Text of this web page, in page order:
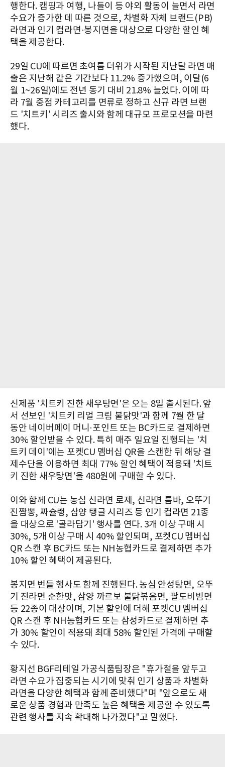
행한다. 캠핑과 여행, 나들이 등 야외 활동이 늘면서 라면
수요가 증가한 데 따른 것으로, 차별화 자체 브랜드(PB)
라면과 인기 컵라면·봉지면을 대상으로 다양한 할인 혜
택을 제공한다.
29일 CU에 따르면 초여름 더위가 시작된 지난달 라면 매
출은 지난해 같은 기간보다 11.2% 증가했으며, 이달(6
월 1~26일)에도 전년 동기 대비 21.8% 늘었다. 이에 따
라 7월 중점 카테고리를 면류로 정하고 신규 라면 브랜
드 '치트키' 시리즈 출시와 함께 대규모 프로모션을 마련
했다.
신제품 '치트키 진한 새우탕면'은 오는 8일 출시된다. 앞
서 선보인 '치트키 리얼 크림 불닭맛'과 함께 7월 한 달
동안 네이버페이 머니·포인트 또는 BC카드로 결제하면
30% 할인받을 수 있다. 특히 매주 일요일 진행되는 '치
트키 데이'에는 포켓CU 멤버십 QR을 스캔한 뒤 해당 결
제수단을 이용하면 최대 77% 할인 혜택이 적용돼 '치트
키 진한 새우탕면'을 480원에 구매할 수 있다.
이와 함께 CU는 농심 신라면 로제, 신라면 툼바, 오뚜기
진짬뽕, 짜슐랭, 삼양 탱글 시리즈 등 인기 컵라면 21종
을 대상으로 '골라담기' 행사를 연다. 3개 이상 구매 시
30%, 5개 이상 구매 시 40% 할인되며, 포켓CU 멤버십
QR 스캔 후 BC카드 또는 NH농협카드로 결제하면 추가
10% 할인 혜택이 제공된다.
봉지면 번들 행사도 함께 진행된다. 농심 안성탕면, 오뚜
기 진라면 순한맛, 삼양 까르보 불닭볶음면, 팔도비빔면
등 22종이 대상이며, 기본 할인에 더해 포켓CU 멤버십
QR 스캔 후 NH농협카드 또는 삼성카드로 결제하면 추
가 30% 할인이 적용돼 최대 58% 할인된 가격에 구매할
수 있다.
황지선 BGF리테일 가공식품팀장은 "휴가철을 앞두고
라면 수요가 집중되는 시기에 맞춰 인기 상품과 차별화
라면을 다양한 혜택과 함께 준비했다"며 "앞으로도 새
로운 상품 경험과 만족도 높은 혜택을 제공할 수 있도록
관련 행사를 지속 확대해 나가겠다"고 말했다.